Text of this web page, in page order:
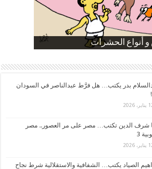
و أنواع الحشرات
بعد ارتفاع الأسعار
الطلاق في مصر
بدر يكتب… هل فرَّط عبدالناصر في السودان
2026
شرف الدين تكتب… مصر على مر العصور.. مصر
3
2026
الصياد يكتب… الشفافية والاستقلالية شرط نجاح